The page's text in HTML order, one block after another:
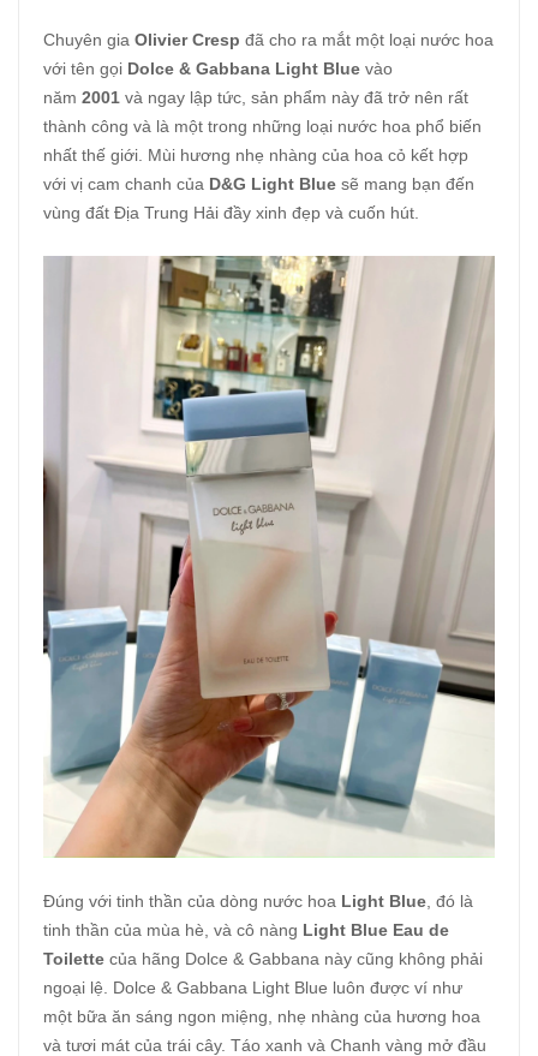
Chuyên gia Olivier Cresp đã cho ra mắt một loại nước hoa
với tên gọi Dolce & Gabbana Light Blue vào
năm 2001 và ngay lập tức, sản phẩm này đã trở nên rất
thành công và là một trong những loại nước hoa phổ biến
nhất thế giới. Mùi hương nhẹ nhàng của hoa cỏ kết hợp
với vị cam chanh của D&G Light Blue sẽ mang bạn đến
vùng đất Địa Trung Hải đầy xinh đẹp và cuốn hút.
Đúng với tinh thần của dòng nước hoa Light Blue, đó là
tinh thần của mùa hè, và cô nàng Light Blue Eau de
Toilette của hãng Dolce & Gabbana này cũng không phải
ngoại lệ. Dolce & Gabbana Light Blue luôn được ví như
một bữa ăn sáng ngon miệng, nhẹ nhàng của hương hoa
và tươi mát của trái cây. Táo xanh và Chanh vàng mở đầu